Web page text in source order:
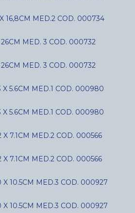
16,8CM MED.2 COD. 000734
MED. 3 COD. 000732
MED. 3 COD. 000732
X 5.6CM MED.1 COD. 000980
X 5.6CM MED.1 COD. 000980
X 7.1CM MED.2 COD. 000566
X 7.1CM MED.2 COD. 000566
X 10.5CM MED.3 COD. 000927
X 10.5CM MED.3 COD. 000927